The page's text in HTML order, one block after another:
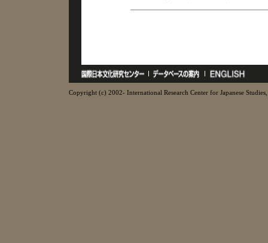
Copyright (c) 2002- International Research Center for Japanese